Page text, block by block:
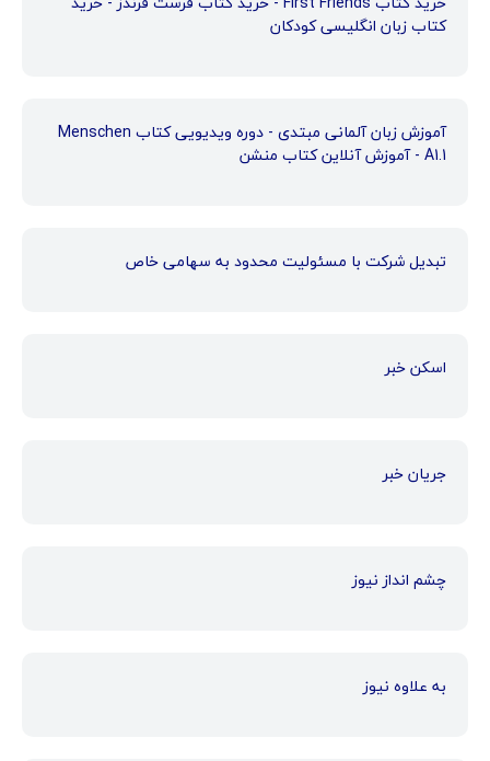
کتاب زبان انگلیسی کودکان
آموزش زبان آلمانی مبتدی - دوره ویدیویی کتاب Menschen
A1.1 - آموزش آنلاین کتاب منشن
تبدیل شرکت با مسئولیت محدود به سهامی خاص
اسکن خبر
جریان خبر
چشم انداز نیوز
به علاوه نیوز